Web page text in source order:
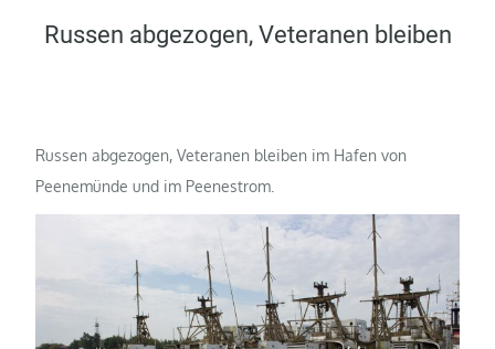
Russen abgezogen, Veteranen bleiben
Russen abgezogen, Veteranen bleiben im Hafen von
Peenemünde und im Peenestrom.